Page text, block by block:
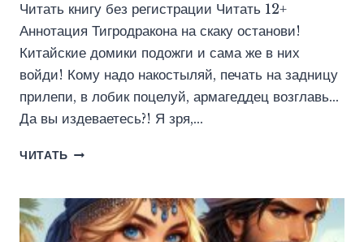
Читать книгу без регистрации Читать 12+
Аннотация Тигродракона на скаку останови!
Китайские домики подожги и сама же в них
войди! Кому надо накостыляй, печать на задницу
прилепи, в лобик поцелуй, армагеддец возглавь…
Да вы издеваетесь?! Я зря,…
ЧИТАТЬ СОВСЕМ
(РИНА
СКИХ)